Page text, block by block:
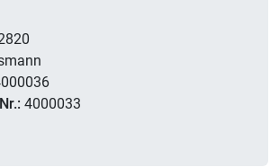
4000033